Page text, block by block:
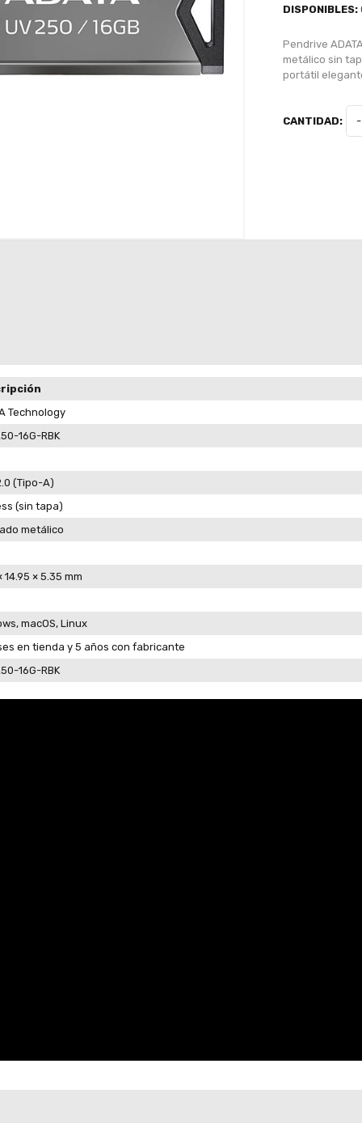
DISPONIBLES:
Pendrive
metálico sin
portátil
CANTIDAD: -
Technology
16G-RBK
(Tipo-A)
(sin tapa)
metálico
14.95 × 5.35 mm
macOS, Linux
en tienda y 5 años con fabricante
16G-RBK